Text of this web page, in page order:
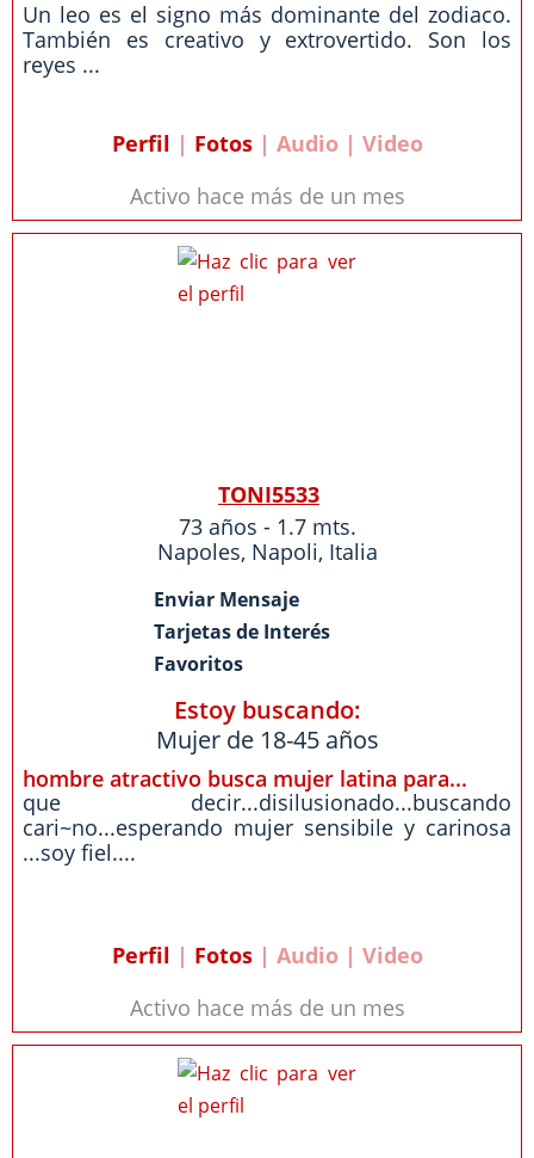
Un leo es el signo más dominante del zodiaco.
También es creativo y extrovertido. Son los
reyes ...
Perfil | Fotos| Audio | Video
Activo hace más de un mes
TONI5533
73 años - 1.7 mts.
Napoles, Napoli, Italia
Enviar Mensaje
Tarjetas de Interés
Favoritos
Estoy buscando:
Mujer de 18-45 años
hombre atractivo busca mujer latina para...
que decir...disilusionado...buscando
cari~no...esperando mujer sensibile y carinosa
...soy fiel....
Perfil | Fotos| Audio | Video
Activo hace más de un mes